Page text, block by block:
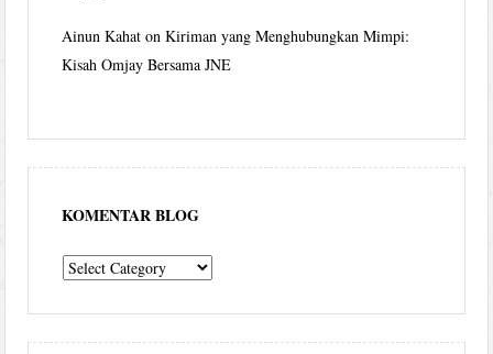
Ainun Kahat onKiriman yang Menghubungkan Mimpi:
Kisah Omjay Bersama JNE
KOMENTAR BLOG
komentar